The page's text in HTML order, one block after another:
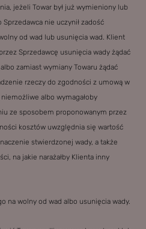
jeżeli Towar był już wymieniony lub
nie uczynił zadość
od wad lub usunięcia wad. Klient
Sprzedawcę usunięcia wady żądać
zamiast wymiany Towaru żądać
rzeczy do zgodności z umową w
albo wymagałoby
ze sposobem proponowanym przez
kosztów uwzględnia się wartość
stwierdzonej wady, a także
na jakie narażałby Klienta inny
na wolny od wad albo usunięcia wady.